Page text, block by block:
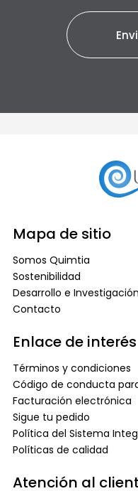
Mapa de sitio
Somos Quimtia
Sostenibilidad
Desarrollo e Investigación
Contacto
Enlace de interés
Términos y condiciones
Código de conducta
Facturación electrónica
Sigue tu pedido
Política del Sistema
Políticas de calidad
Atención al